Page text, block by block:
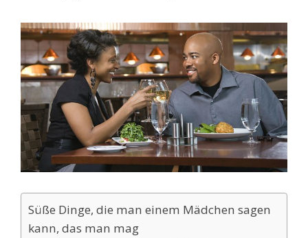
Süße Dinge, die man einem Mädchen sagen
kann, das man mag